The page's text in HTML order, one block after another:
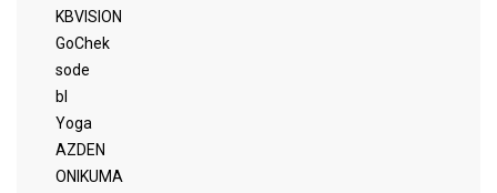
KBVISION
GoChek
sode
bl
Yoga
AZDEN
ONIKUMA